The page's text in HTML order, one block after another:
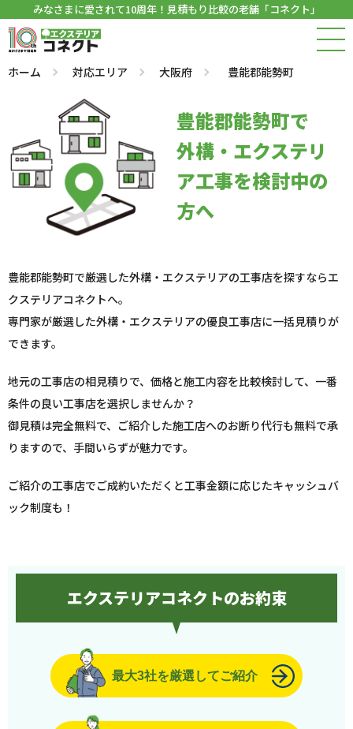
みなさまに愛されて10周年！見積もり比較の老舗「コネクト」
ホーム 対応エリア 大阪府 豊能郡能勢町
豊能郡能勢町で
外構・エクステリ
ア工事を検討中の
方へ
豊能郡能勢町で厳選した外構・エクステリアの工事店を探すならエ
クステリアコネクトへ。
専門家が厳選した外構・エクステリアの優良工事店に一括見積りが
できます。
地元の工事店の相見積りで、価格と施工内容を比較検討して、一番
条件の良い工事店を選択しませんか？
御見積は完全無料で、ご紹介した施工店へのお断り代行も無料で承
りますので、手間いらずが魅力です。
ご紹介の工事店でご成約いただくと工事金額に応じたキャッシュバ
ック制度も！
エクステリアコネクトのお約束
最大3社を厳選してご紹介